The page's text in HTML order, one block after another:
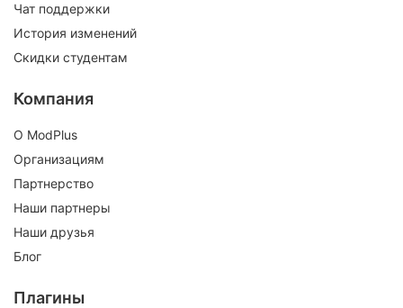
Чат поддержки
История изменений
Скидки студентам
Компания
О ModPlus
Организациям
Партнерство
Наши партнеры
Наши друзья
Блог
Плагины